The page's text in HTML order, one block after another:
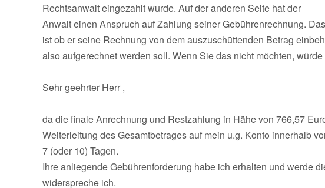
Rechtsanwalt eingezahlt wurde. Auf der anderen Seite hat der
Anwalt einen Anspruch auf Zahlung seiner Gebührenrechnung.
ist ob er seine Rechnung von dem auszuschüttenden Betrag
also aufgerechnet werden soll. Wenn Sie das nicht möchten,
Sehr geehrter Herr ,
da die finale Anrechnung und Restzahlung in Hähe von 766,57
Weiterleitung des Gesamtbetrages auf mein u.g. Konto innerhalb
7 (oder 10) Tagen.
Ihre anliegende Gebührenforderung habe ich erhalten und werde
widerspreche ich.